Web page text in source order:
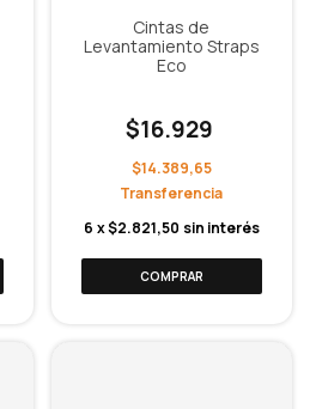
Cintas de
Levantamiento Straps
Eco
$16.929
$14.389,65
6 x$2.821,50 sin interés